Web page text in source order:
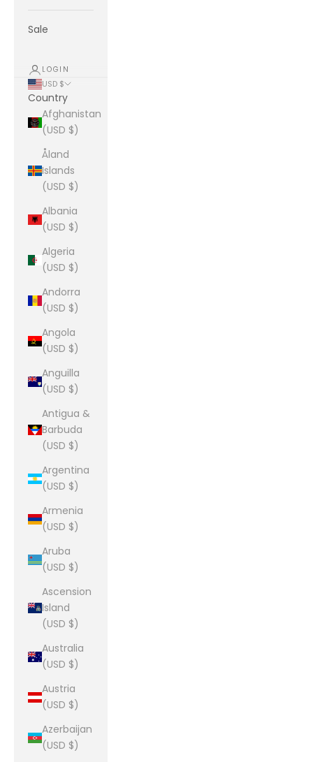
Sale
LOGIN
USD $
Country
Afghanistan
(USD $)
Åland
Islands
(USD $)
Albania
(USD $)
Algeria
(USD $)
Andorra
(USD $)
Angola
(USD $)
Anguilla
(USD $)
Antigua &
Barbuda
(USD $)
Argentina
(USD $)
Armenia
(USD $)
Aruba
(USD $)
Ascension
Island
(USD $)
Australia
(USD $)
Austria
(USD $)
Azerbaijan
(USD $)